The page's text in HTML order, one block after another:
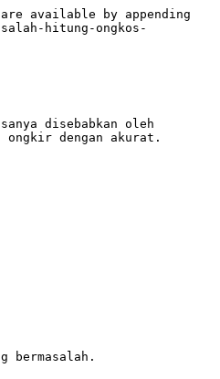
available by appending
hitung-ongkos-
disebabkan oleh
ongkir dengan akurat.
bermasalah.